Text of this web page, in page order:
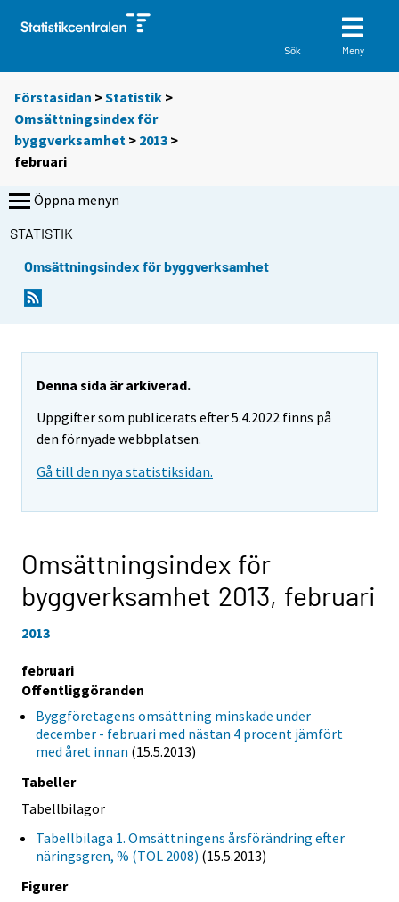
Sök Meny
Förstasidan >Statistik >
Omsättningsindex för
byggverksamhet > 2013 >
februari
Öppna menyn
STATISTIK
Omsättningsindex för byggverksamhet
Denna sida är arkiverad.
Uppgifter som publicerats efter 5.4.2022 finns på
den förnyade webbplatsen.
Gå till den nya statistiksidan.
Omsättningsindex för
byggverksamhet 2013, februari
2013
februari
Offentliggöranden
Byggföretagens omsättning minskade under
december - februari med nästan 4 procent jämfört
med året innan (15.5.2013)
Tabeller
Tabellbilagor
Tabellbilaga 1. Omsättningens årsförändring efter
näringsgren, % (TOL 2008) (15.5.2013)
Figurer